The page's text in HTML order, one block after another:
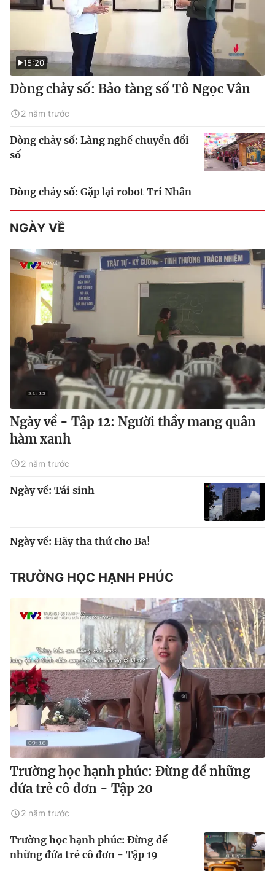
15:20
Dòng chảy số: Bảo tàng số Tô Ngọc Vân
2 năm trước
Dòng chảy số: Làng nghề chuyển đổi
số
Dòng chảy số: Gặp lại robot Trí Nhân
NGÀY VỀ
Ngày về - Tập 12: Người thầy mang quân
hàm xanh
2 năm trước
Ngày về: Tái sinh
Ngày về: Hãy tha thứ cho Ba!
TRƯỜNG HỌC HẠNH PHÚC
Trường học hạnh phúc: Đừng để những
đứa trẻ cô đơn - Tập 20
2 năm trước
Trường học hạnh phúc: Đừng để
những đứa trẻ cô đơn - Tập 19